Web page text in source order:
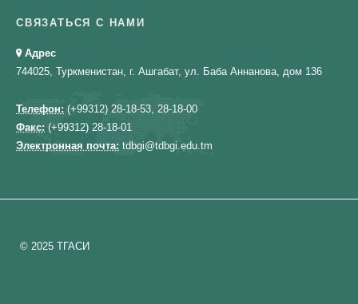
СВЯЗАТЬСЯ С НАМИ
Адрес
744025, Туркменистан, г. Ашгабат, ул. Баба Аннанова, дом 136
Телефон: (+99312) 28-18-53, 28-18-00
Факс: (+99312) 28-18-01
Электронная почта: tdbgi@tdbgi.edu.tm
© 2025 ТГАСИ